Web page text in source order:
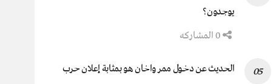
يوجدون؟
الحديث عن دخول ممر واخان هو بمثابة إعلان حرب